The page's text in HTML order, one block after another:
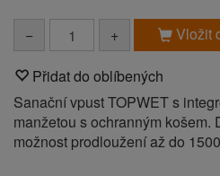
− + Vložit
Přidat do oblíbených
Sanační vpust TOPWET s
manžetou s ochranným košem.
možnost prodloužení až do